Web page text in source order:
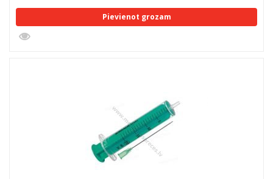
Pievienot grozam